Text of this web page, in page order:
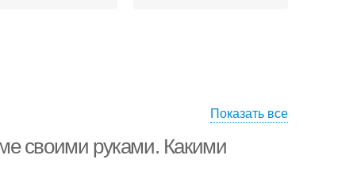
Показать все
своими руками. Какими